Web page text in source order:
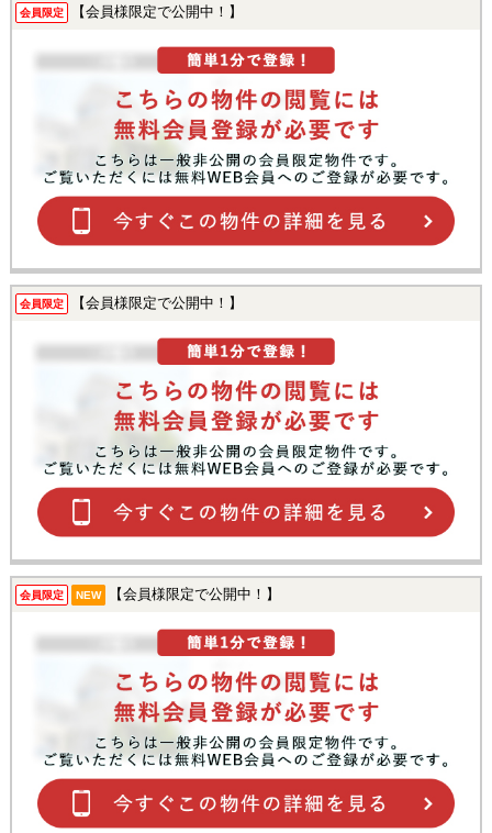
会員限定 【会員様限定で公開中！】
会員限定 【会員様限定で公開中！】
会員限定 NEW 【会員様限定で公開中！】